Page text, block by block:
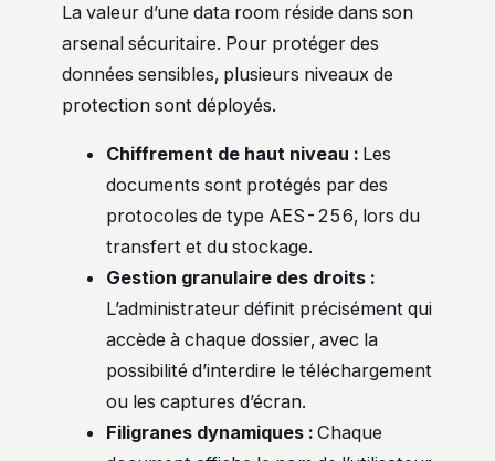
La valeur d’une data room réside dans son
arsenal sécuritaire. Pour protéger des
données sensibles, plusieurs niveaux de
protection sont déployés.
Chiffrement de haut niveau : Les
documents sont protégés par des
protocoles de type AES-256, lors du
transfert et du stockage.
Gestion granulaire des droits :
L’administrateur définit précisément qui
accède à chaque dossier, avec la
possibilité d’interdire le téléchargement
ou les captures d’écran.
Filigranes dynamiques : Chaque